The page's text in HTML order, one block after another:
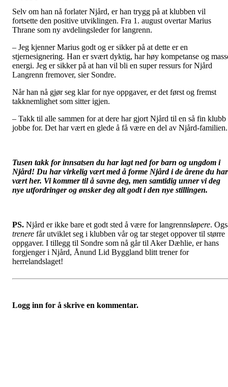
Selv om han nå forlater Njård, er han trygg på at klubben vil
fortsette den positive utviklingen. Fra 1. august overtar Marius
Thrane som ny avdelingsleder for langrenn.
– Jeg kjenner Marius godt og er sikker på at dette er en
stjernesignering. Han er svært dyktig, har høy kompetanse og
energi. Jeg er sikker på at han vil bli en super ressurs for Njård
Langrenn fremover, sier Sondre.
Når han nå gjør seg klar for nye oppgaver, er det først og fremst
takknemlighet som sitter igjen.
– Takk til alle sammen for at dere har gjort Njård til en så fin klubb
jobbe for. Det har vært en glede å få være en del av Njård-familien.
Tusen takk for innsatsen du har lagt ned for barn og ungdom i
Njård! Du har virkelig vært med å forme Njård i de årene du har
vært her. Vi kommer til å savne deg, men samtidig unner vi deg
nye utfordringer og ønsker deg alt godt i den nye stillingen.
PS. Njård er ikke bare et godt sted å være for langrennsløpere.
trenere får utviklet seg i klubben vår og tar steget oppover til større
oppgaver. I tillegg til Sondre som nå går til Aker Dæhlie, er hans
forgjenger i Njård, Ånund Lid Byggland blitt trener for
herrelandslaget!
Logg inn for å skrive en kommentar.